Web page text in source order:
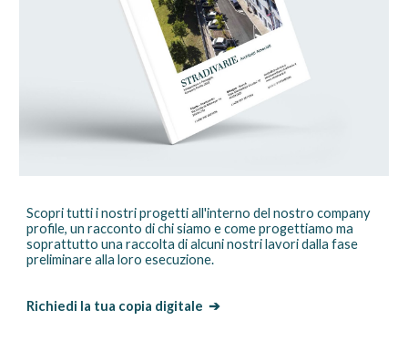
Scopri tutti i nostriprogettiall'interno del nostro company
profile, un racconto di chi siamo e come progettiamo ma
soprattutto una raccolta di alcuni nostri lavori dalla fase
preliminare alla loro esecuzione.
Richiedi la tua copia digitale ➔